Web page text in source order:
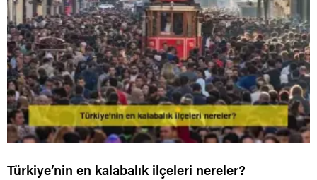
Türkiye’nin en kalabalık ilçeleri nereler?